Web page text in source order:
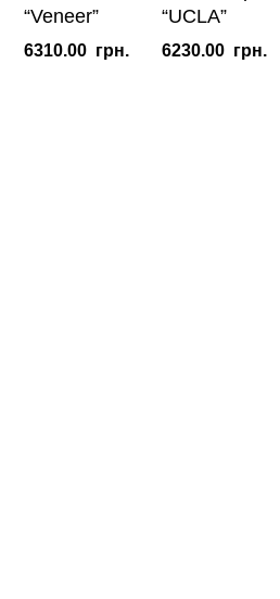
“Veneer”
6310.00 грн.
“UCLA”
6230.00 грн.